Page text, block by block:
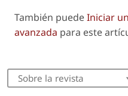
También puedeIniciar
avanzada para este
Sobre la revista